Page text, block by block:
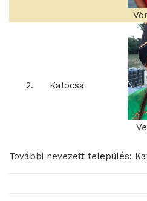
2. Kalocsa
További nevezett település: